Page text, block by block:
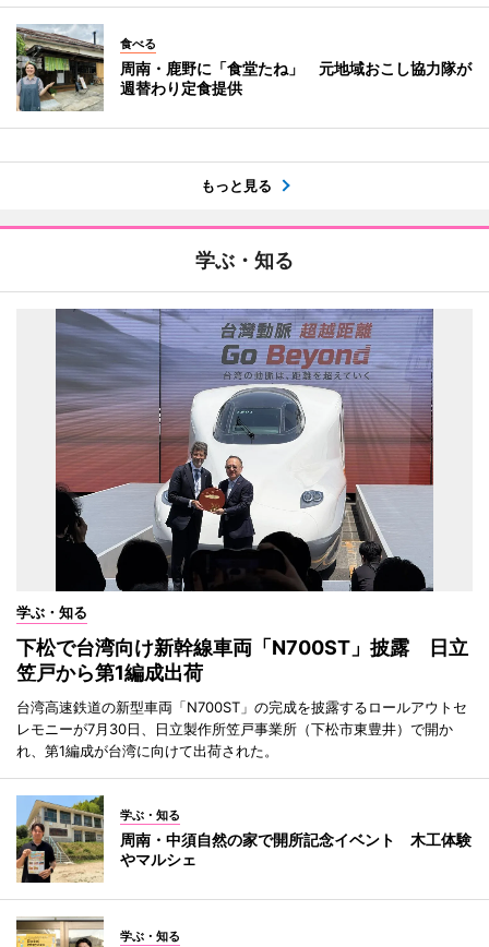
食べる
周南・鹿野に「食堂たね」 元地域おこし協力隊が
週替わり定食提供
もっと見る
学ぶ・知る
学ぶ・知る
下松で台湾向け新幹線車両「N700ST」披露 日立
笠戸から第1編成出荷
台湾高速鉄道の新型車両「N700ST」の完成を披露するロールアウトセ
レモニーが7月30日、日立製作所笠戸事業所（下松市東豊井）で開か
れ、第1編成が台湾に向けて出荷された。
学ぶ・知る
周南・中須自然の家で開所記念イベント 木工体験
やマルシェ
学ぶ・知る